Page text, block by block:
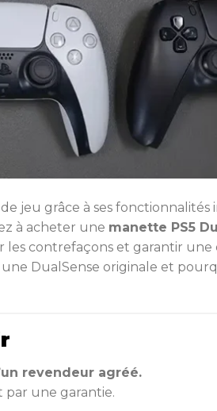
jeu grâce à ses fonctionnalités
à acheter une manette PS5
contrefaçons et garantir une
DualSense originale et
revendeur agréé.
une garantie.